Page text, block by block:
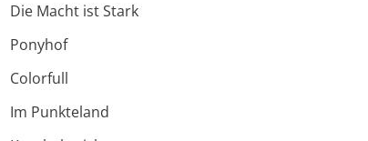
Die Macht ist Stark
Ponyhof
Colorfull
Im Punkteland